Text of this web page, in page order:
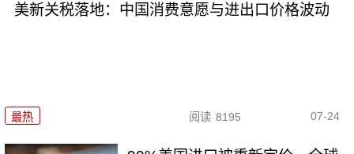
美新关税落地：中国消费意愿与进出口价格波动
最热 阅读 8195 07-24